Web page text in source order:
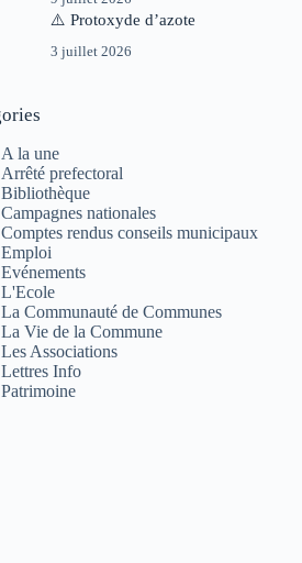
⚠️ Protoxyde d’azote
3 juillet 2026
A la une
Arrêté prefectoral
Bibliothèque
Campagnes nationales
Comptes rendus conseils municipaux
Emploi
Evénements
L'Ecole
La Communauté de Communes
La Vie de la Commune
Les Associations
Lettres Info
Patrimoine